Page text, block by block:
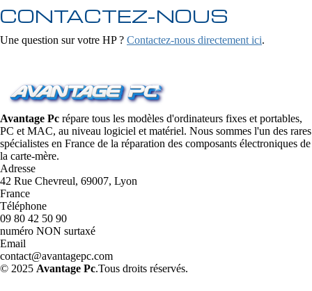
CONTACTEZ-NOUS
Une question sur votre HP ? Contactez-nous directement ici.
Avantage Pc répare tous les modèles d'ordinateurs fixes et portables,
PC et MAC, au niveau logiciel et matériel. Nous sommes l'un des rares
spécialistes en France de la réparation des composants électroniques de
la carte-mère.
Adresse
42 Rue Chevreul, 69007, Lyon
France
Téléphone
09 80 42 50 90
numéro NON surtaxé
Email
contact@avantagepc.com
© 2025 Avantage Pc.Tous droits réservés.